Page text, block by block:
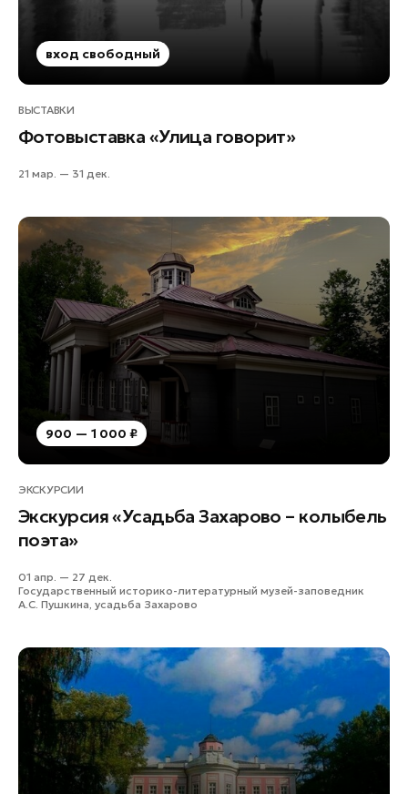
вход свободный
ВЫСТАВКИ
Фотовыставка «Улица говорит»
21 мар. — 31 дек.
900 — 1 000 ₽
ЭКСКУРСИИ
Экскурсия «Усадьба Захарово – колыбель
поэта»
01 апр. — 27 дек.
Государственный историко-литературный музей-заповедник
А.С. Пушкина, усадьба Захарово